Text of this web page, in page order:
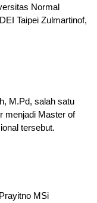
Normal
Taipei Zulmartinof,
M.Pd, salah satu
menjadi Master of
tersebut.
MSi